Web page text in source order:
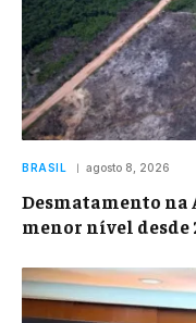
BRASIL agosto 8, 2026
Desmatamento na
menor nível desde